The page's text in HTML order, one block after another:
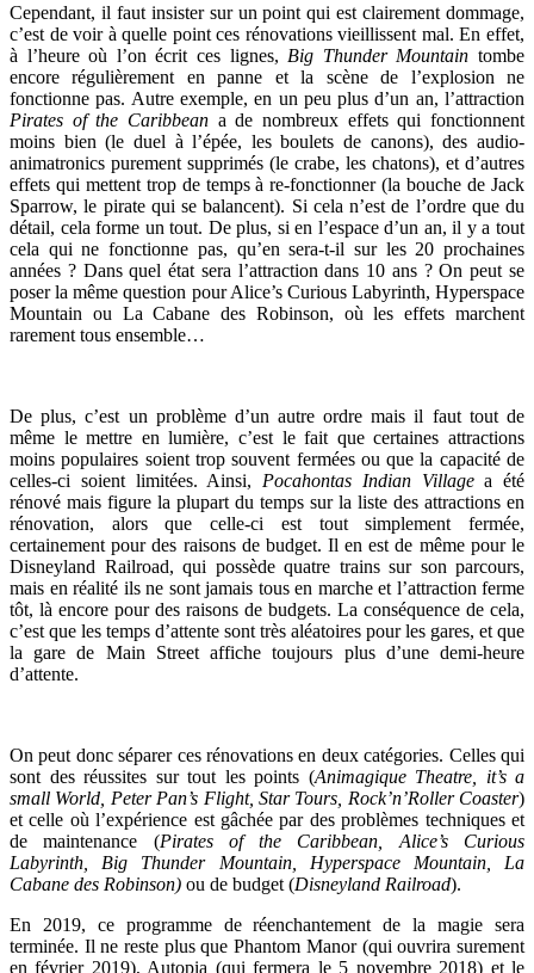
Cependant, il faut insister sur un point qui est clairement dommage,
c’est de voir à quelle point ces rénovations vieillissent mal. En effet,
à l’heure où l’on écrit ces lignes, Big Thunder Mountain tombe
encore régulièrement en panne et la scène de l’explosion ne
fonctionne pas. Autre exemple, en un peu plus d’un an, l’attraction
Pirates of the Caribbean a de nombreux effets qui fonctionnent
moins bien (le duel à l’épée, les boulets de canons), des audio-
animatronics purement supprimés (le crabe, les chatons), et d’autres
effets qui mettent trop de temps à re-fonctionner (la bouche de Jack
Sparrow, le pirate qui se balancent). Si cela n’est de l’ordre que du
détail, cela forme un tout. De plus, si en l’espace d’un an, il y a tout
cela qui ne fonctionne pas, qu’en sera-t-il sur les 20 prochaines
années ? Dans quel état sera l’attraction dans 10 ans ? On peut se
poser la même question pour Alice’s Curious Labyrinth, Hyperspace
Mountain ou La Cabane des Robinson, où les effets marchent
rarement tous ensemble…
De plus, c’est un problème d’un autre ordre mais il faut tout de
même le mettre en lumière, c’est le fait que certaines attractions
moins populaires soient trop souvent fermées ou que la capacité de
celles-ci soient limitées. Ainsi, Pocahontas Indian Villagea été
rénové mais figure la plupart du temps sur la liste des attractions en
rénovation, alors que celle-ci est tout simplement fermée,
certainement pour des raisons de budget. Il en est de même pour le
Disneyland Railroad, qui possède quatre trains sur son parcours,
mais en réalité ils ne sont jamais tous en marche et l’attraction ferme
tôt, là encore pour des raisons de budgets. La conséquence de cela,
c’est que les temps d’attente sont très aléatoires pour les gares, et que
la gare de Main Street affiche toujours plus d’une demi-heure
d’attente.
On peut donc séparer ces rénovations en deux catégories. Celles qui
sont des réussites sur tout les points (Animagique Theatre, it’s a
small World, Peter Pan’s Flight, Star Tours, Rock’n’Roller Coaster)
et celle où l’expérience est gâchée par des problèmes techniques et
de maintenance (Pirates of the Caribbean, Alice’s Curious
Labyrinth, Big Thunder Mountain, Hyperspace Mountain, La
Cabane des Robinson) ou de budget (Disneyland Railroad).
En 2019, ce programme de réenchantement de la magie sera
terminée. Il ne reste plus que Phantom Manor (qui ouvrira surement
en février 2019), Autopia (qui fermera le 5 novembre 2018) et le